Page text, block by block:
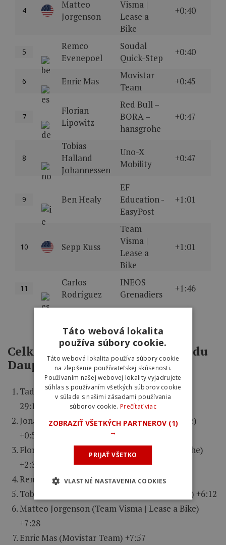
4
Matteo
Jorgenson
Visma |
Lease a
Bike
+0:40
5
Remco
Evenepoel
Soudal
Quick-Step
+0:40
6 Enric Mas
Movistar
Team
+0:45
7
Florian
Lipowitz
Red Bull –
BORA –
hansgrohe
+0:47
8
Tobias
Halland
Johannessen
Uno-X
Mobility
+0:47
9 Ben Healy
EF
Education -
EasyPost
+1:01
10 Sepp Kuss
Team
Visma |
Lease a
Bike
+1:01
11
Carlos
Rodríguez
INEOS
Grenadiers
+1:46
Celková klasifikácia Critérium du
Dauphiné 2025
Tadej Pogačar (UAE Team Emirates – XRG) –
29:19:46
Jonas Vingegaard (Team Visma | Lease a Bike)
+0:59
Florian Lipowitz (Red Bull – BORA – hansgrohe)
+2:38
Remco Evenepoel (Soudal Quick-Step) +4:21
Tobias Halland Johannessen (Uno-X Mobility) +6:12
Matteo Jorgenson (Team Visma | Lease a Bike)
+7:28
Enric Mas (Movistar Team) +7:57
Táto webová lokalita
používa súbory cookie.
Táto webová lokalita používa súbory cookie
na zlepšenie používateľskej skúsenosti.
Používaním našej webovej lokality vyjadrujete
súhlas s používaním všetkých súborov cookie
v súlade s našimi zásadami používania
súborov cookie. Prečítať viac
ZOBRAZIŤ VŠETKÝCH PARTNEROV (1)
→
PRIJAŤ VŠETKO
VLASTNÉ NASTAVENIA COOKIES